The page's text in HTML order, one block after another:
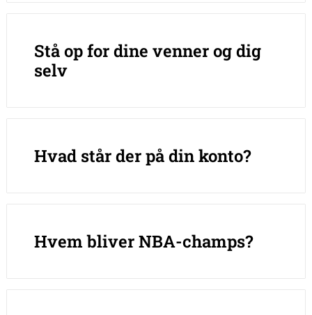
Stå op for dine venner og dig
selv
Hvad står der på din konto?
Hvem bliver NBA-champs?